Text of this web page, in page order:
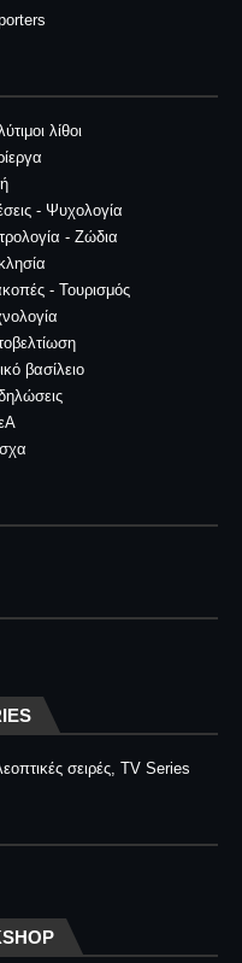
λίθοι
- Ψυχολογία
- Ζώδια
- Τουρισμός
βασίλειο
σειρές, TV Series